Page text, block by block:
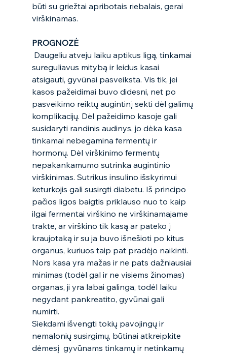
būti su griežtai apribotais riebalais, gerai
virškinamas.
PROGNOZĖ
sureguliavus mitybą ir leidus kasai
atsigauti, gyvūnai pasveiksta. Vis tik, jei
kasos pažeidimai buvo didesni, net po
pasveikimo reiktų augintinį sekti dėl galimų
komplikacijų. Dėl pažeidimo kasoje gali
susidaryti randinis audinys, jo dėka kasa
tinkamai nebegamina fermentų ir
hormonų. Dėl virškinimo fermentų
nepakankamumo sutrinka augintinio
virškinimas. Sutrikus insulino išskyrimui
keturkojis gali susirgti diabetu. Iš principo
pačios ligos baigtis priklauso nuo to kaip
ilgai fermentai virškino ne virškinamajame
trakte, ar virškino tik kasą ar pateko į
kraujotaką ir su ja buvo išnešioti po kitus
organus, kuriuos taip pat pradėjo naikinti.
Nors kasa yra mažas ir ne pats dažniausiai
minimas (todėl gal ir ne visiems žinomas)
organas, ji yra labai galinga, todėl laiku
negydant pankreatito, gyvūnai gali
numirti.
Siekdami išvengti tokių pavojingų ir
nemalonių susirgimų, būtinai atkreipkite
dėmesį  gyvūnams tinkamų ir netinkamų